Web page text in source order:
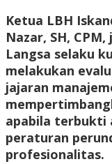
‎Ketua LBH
Nazar, SH,
Langsa selaku
melakukan
jajaran
apabila terbukti
peraturan
profesionalitas.